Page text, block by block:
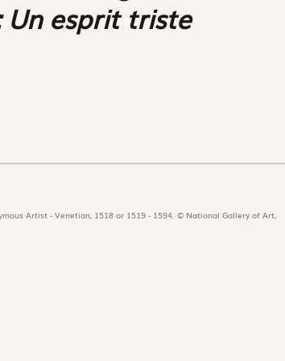
Un esprit triste
Artist - Venetian, 1518 or 1519 - 1594. © National Gallery of Art,